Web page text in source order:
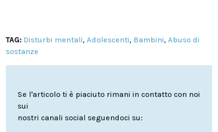
TAG: Disturbi mentali, Adolescenti, Bambini, Abuso di
sostanze
Se l'articolo ti è piaciuto rimani in contatto con noi
sui
nostri canali social seguendoci su: